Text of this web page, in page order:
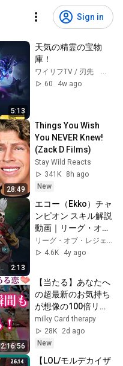
Sign in
5:13
天気の精霊の宝物
庫！
ワイリフTV / 刃先 康夫
60
4w ago
28:49
Things You Wish
You NEVER Knew!
(Zack D Films)
Stay Wild Reacts
341K
8h ago
New
2:13
エコー（Ekko）チャ
ンピオン スキル解説
動画｜リーグ・オ
ブ・レジェンド：ワ
イルドリフト
リーグ・オブ・レジェンド: ワイルドリフト
4.6K
4y ago
2:16:56
【当たる】あなたへ
の超最新のお気持ち
が想像の100倍リア
ルでした。
milky Card therapy
28K
2d ago
New
【LOL/モルデカイザ